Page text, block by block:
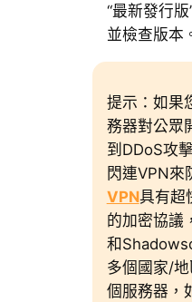
“最新發行
並檢查版本
提示：如果
務器對公眾
到DDoS攻
閃連VPN來
VPN具有超
的加密協議
和
多個國家/
個服務器，